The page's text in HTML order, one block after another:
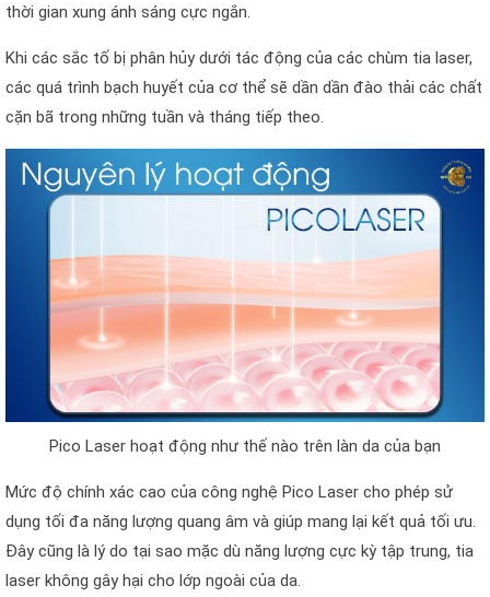
thời gian xung ánh sáng cực ngắn.
Khi các sắc tố bị phân hủy dưới tác động của các chùm tia laser,
các quá trình bạch huyết của cơ thể sẽ dần dần đào thải các chất
cặn bã trong những tuần và tháng tiếp theo.
Pico Laser hoạt động như thế nào trên làn da của bạn
Mức độ chính xác cao của công nghệ Pico Laser cho phép sử
dụng tối đa năng lượng quang âm và giúp mang lại kết quả tối ưu.
Đây cũng là lý do tại sao mặc dù năng lượng cực kỳ tập trung, tia
laser không gây hại cho lớp ngoài của da.